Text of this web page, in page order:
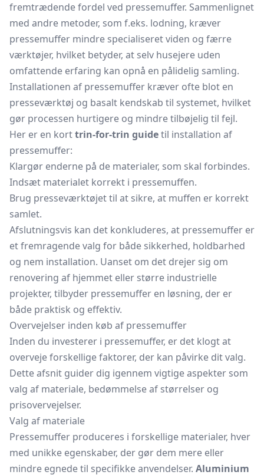
fremtrædende fordel ved pressemuffer. Sammenlignet
med andre metoder, som f.eks. lodning, kræver
pressemuffer mindre specialiseret viden og færre
værktøjer, hvilket betyder, at selv husejere uden
omfattende erfaring kan opnå en pålidelig samling.
Installationen af pressemuffer kræver ofte blot en
presseværktøj og basalt kendskab til systemet, hvilket
gør processen hurtigere og mindre tilbøjelig til fejl.
Her er en korttrin-for-trin guidetil installation af
pressemuffer:
Klargør enderne på de materialer, som skal forbindes.
Indsæt materialet korrekt i pressemuffen.
Brug presseværktøjet til at sikre, at muffen er korrekt
samlet.
Afslutningsvis kan det konkluderes, at pressemuffer er
et fremragende valg for både sikkerhed, holdbarhed
og nem installation. Uanset om det drejer sig om
renovering af hjemmet eller større industrielle
projekter, tilbyder pressemuffer en løsning, der er
både praktisk og effektiv.
Overvejelser inden køb af pressemuffer
Inden du investerer i pressemuffer, er det klogt at
overveje forskellige faktorer, der kan påvirke dit valg.
Dette afsnit guider dig igennem vigtige aspekter som
valg af materiale, bedømmelse af størrelser og
prisovervejelser.
Valg af materiale
Pressemuffer produceres i forskellige materialer, hver
med unikke egenskaber, der gør dem mere eller
mindre egnede til specifikke anvendelser. Aluminium